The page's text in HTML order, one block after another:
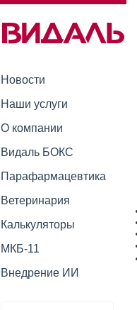
Новости
Наши услуги
О компании
Видаль БОКС
Парафармацевтика
Ветеринария
Калькуляторы
МКБ-11
Внедрение ИИ